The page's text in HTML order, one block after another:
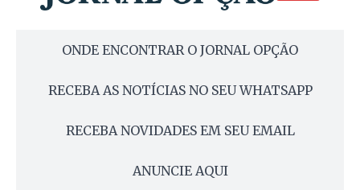
ONDE ENCONTRAR O JORNAL OPÇÃO
RECEBA AS NOTÍCIAS NO SEU WHATSAPP
RECEBA NOVIDADES EM SEU EMAIL
ANUNCIE AQUI